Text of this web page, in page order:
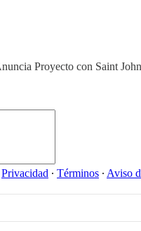
Proyecto con Saint
Privacidad ∙ Términos ∙ Aviso